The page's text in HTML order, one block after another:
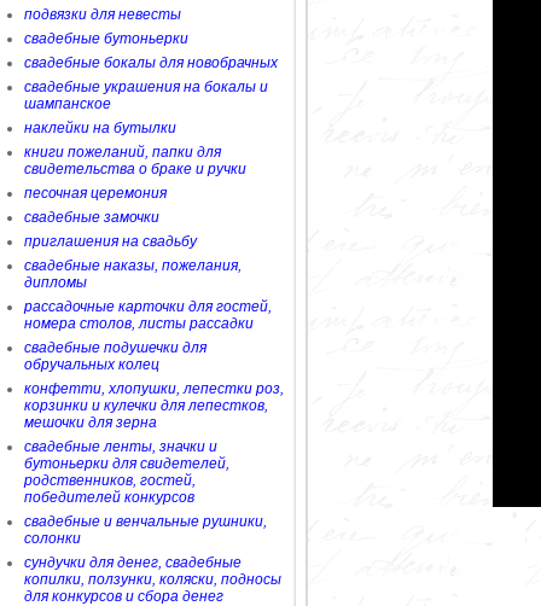
подвязки для невесты
свадебные бутоньерки
свадебные бокалы для новобрачных
свадебные украшения на бокалы и
шампанское
наклейки на бутылки
книги пожеланий, папки для
свидетельства о браке и ручки
песочная церемония
свадебные замочки
приглашения на свадьбу
свадебные наказы, пожелания,
дипломы
рассадочные карточки для гостей,
номера столов, листы рассадки
свадебные подушечки для
обручальных колец
конфетти, хлопушки, лепестки роз,
корзинки и кулечки для лепестков,
мешочки для зерна
свадебные ленты, значки и
бутоньерки для свидетелей,
родственников, гостей,
победителей конкурсов
свадебные и венчальные рушники,
солонки
сундучки для денег, свадебные
копилки, ползунки, коляски, подносы
для конкурсов и сбора денег